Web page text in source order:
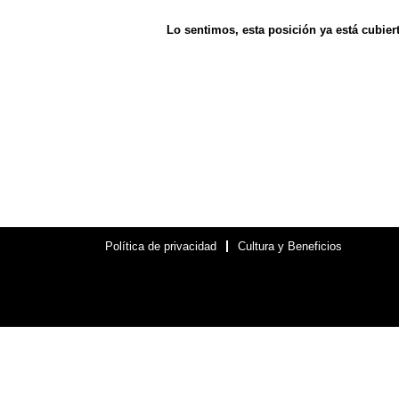
Lo sentimos, esta posición ya está
Política de privacidad Cultura y Beneficios